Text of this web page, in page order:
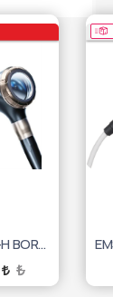
WOODPECKER AP-H BORDEN AİR POLİSHER CİHAZI
₺